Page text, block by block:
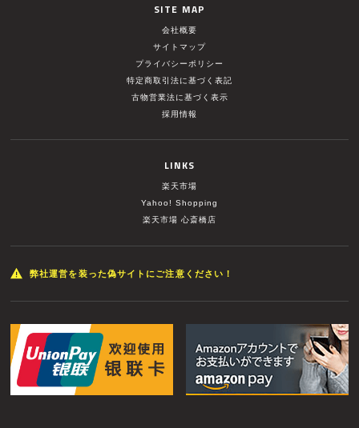
SITE MAP
会社概要
サイトマップ
プライバシーポリシー
特定商取引法に基づく表記
古物営業法に基づく表示
採用情報
LINKS
楽天市場
Yahoo! Shopping
楽天市場 心斎橋店
弊社運営を装った偽サイトにご注意ください！